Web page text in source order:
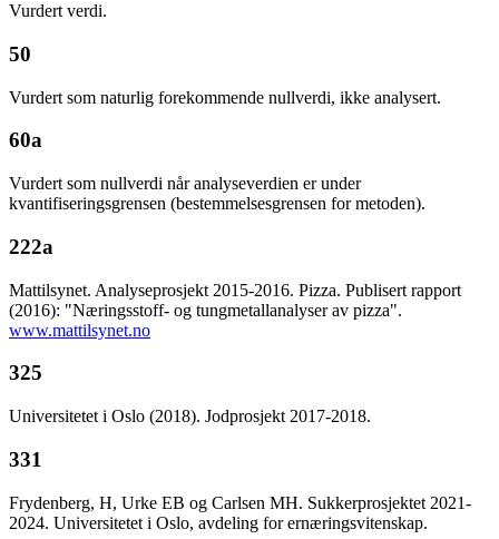
Vurdert verdi.
50
Vurdert som naturlig forekommende nullverdi, ikke analysert.
60a
Vurdert som nullverdi når analyseverdien er under
kvantifiseringsgrensen (bestemmelsesgrensen for metoden).
222a
Mattilsynet. Analyseprosjekt 2015-2016. Pizza. Publisert rapport
(2016): "Næringsstoff- og tungmetallanalyser av pizza".
www.mattilsynet.no
325
Universitetet i Oslo (2018). Jodprosjekt 2017-2018.
331
Frydenberg, H, Urke EB og Carlsen MH. Sukkerprosjektet 2021-
2024. Universitetet i Oslo, avdeling for ernæringsvitenskap.